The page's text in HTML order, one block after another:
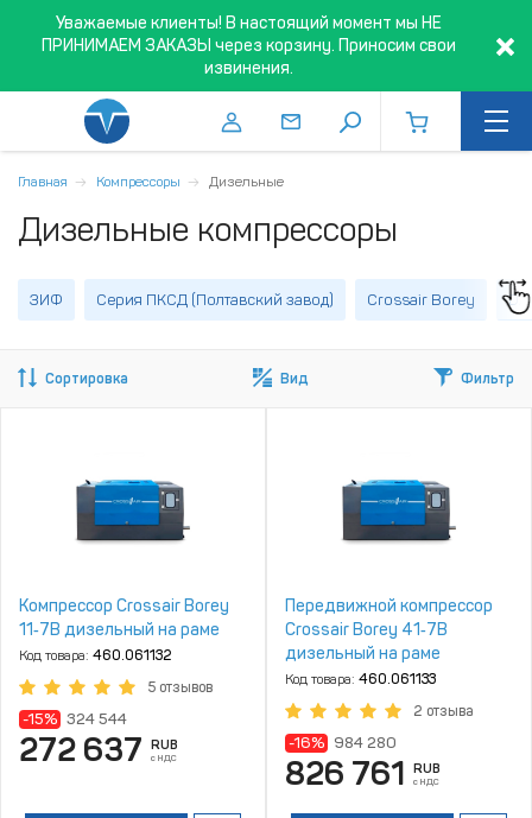
Уважаемые клиенты! В настоящий момент мы НЕ
ПРИНИМАЕМ ЗАКАЗЫ через корзину. Приносим свои
извинения.
Главная Компрессоры Дизельные
Дизельные компрессоры
ЗИФ Серия ПКСД (Полтавский завод) Crossair Borey
Сортировка Вид Фильтр
Компрессор Crossair Borey
11‑7B дизельный на раме
Код товара: 460.061132
5 отзывов
-15% 324 544
272 637 RUB
с НДС
Передвижной компрессор
Crossair Borey 41‑7B
дизельный на раме
Код товара: 460.061133
2 отзыва
-16% 984 280
826 761 RUB
с НДС